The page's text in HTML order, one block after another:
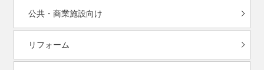
公共・商業施設向け
リフォーム